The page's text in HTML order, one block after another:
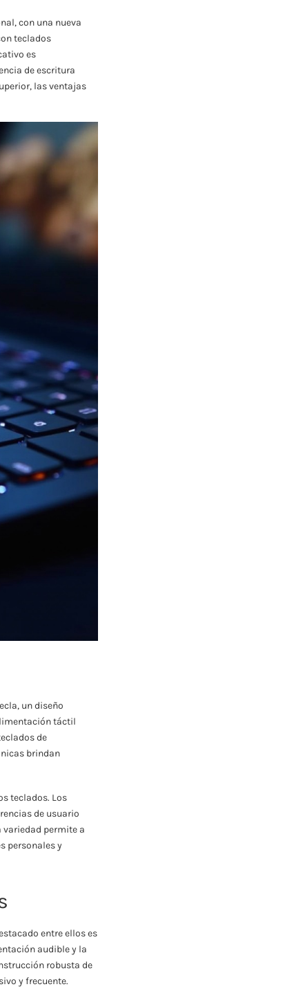
con una nueva
teclados
es
de escritura
las ventajas
un diseño
táctil
de
brindan
teclados. Los
de usuario
permite a
personales y
entre ellos es
audible y la
robusta de
y frecuente.